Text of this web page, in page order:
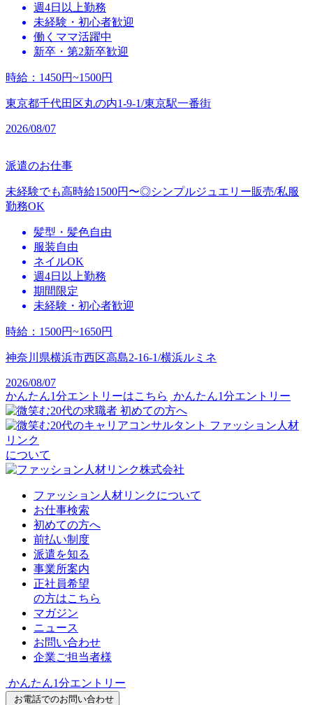
週4日以上勤務
未経験・初心者歓迎
働くママ活躍中
新卒・第2新卒歓迎
時給 ： 1450円~1500円
東京都千代田区丸の内1-9-1/東京駅一番街
2026/08/07
派遣のお仕事
未経験でも高時給1500円〜◎シンプルジュエリー販売/私服
勤務OK
髪型・髪色自由
服装自由
ネイルOK
週4日以上勤務
期間限定
未経験・初心者歓迎
時給 ： 1500円~1650円
神奈川県横浜市西区高島2-16-1/横浜ルミネ
2026/08/07
かんたん1分エントリーはこちら かんたん1分エントリー
初めての方へ
ファッション人材
リンク
について
ファッション人材リンクについて
お仕事検索
初めての方へ
前払い制度
派遣を知る
事業所案内
正社員希望
の方はこちら
マガジン
ニュース
お問い合わせ
企業ご担当者様
かんたん1分エントリー
お電話でのお問い合わせ